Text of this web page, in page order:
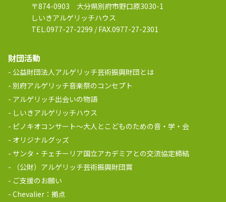
〒874-0903 大分県別府市野口原3030-1
しいきアルゲリッチハウス
TEL.0977-27-2299 / FAX.0977-27-2301
財団活動
公益財団法人アルゲリッチ芸術振興財団とは
別府アルゲリッチ音楽祭のコンセプト
アルゲリッチ出会いの物語
しいきアルゲリッチハウス
ピノキオコンサート～大人とこどものための音・学・会
オリジナルグッズ
サンタ・チェチーリア国立アカデミアとの交流協定締結
（公財）アルゲリッチ芸術振興財団賞
ご支援のお願い
Chevalier：拠点